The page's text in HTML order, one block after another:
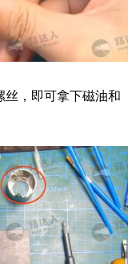
丝，即可拿下磁油和